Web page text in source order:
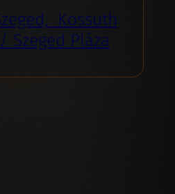
Kossuth
Szeged Pláza